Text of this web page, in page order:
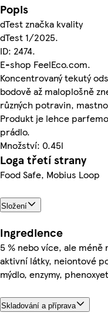
Popis
dTest značka kvality
dTest 1/2025.
ID: 2474.
E-shop FeelEco.com.
Koncentrovaný tekutý
bodově až maloplošně
různých potravin,
Produkt je lehce
prádlo.
Množství: 0.45l
Loga třetí strany
Food Safe, Mobius Loop
Složení
Ingredience
5 % nebo více, ale méně
aktivní látky, neiontové
mýdlo, enzymy,
Skladování a příprava